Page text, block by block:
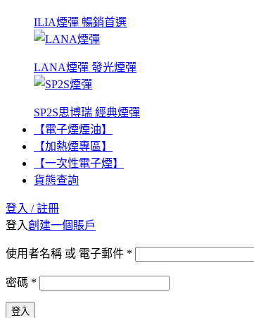
ILIA煙彈 暢銷首選
LANA煙彈 發光煙彈
SP2S思博瑞 經典煙彈
【電子煙煙油】
【加熱煙專區】
【一次性電子煙】
貨態查詢
登入 / 註冊
登入創建一個賬戶
使用者名稱 或 電子郵件 *
密碼 *
登入